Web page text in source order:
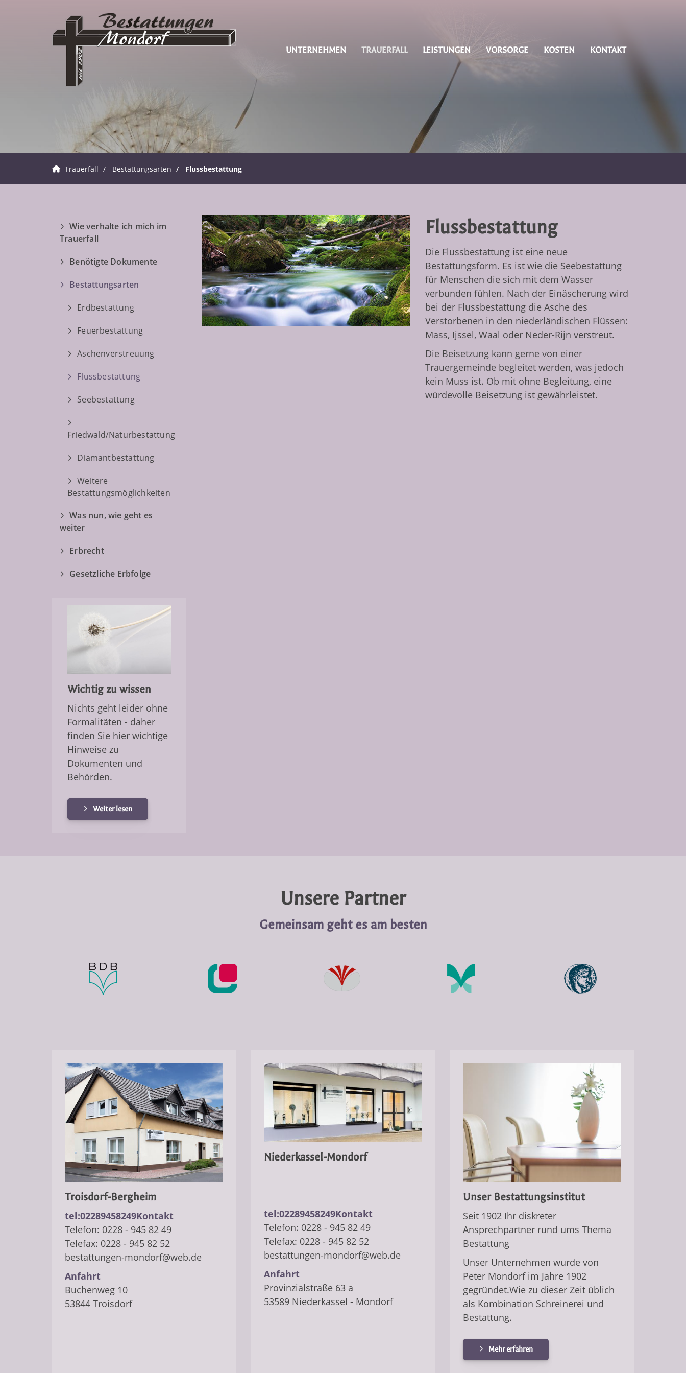
UNTERNEHMEN TRAUERFALL LEISTUNGEN VORSORGE KOSTEN KONTAKT
Trauerfall Bestattungsarten Flussbestattung
Flussbestattung
Die Flussbestattung ist eine neue
Bestattungsform. Es ist wie die Seebestattung
für Menschen die sich mit dem Wasser
verbunden fühlen. Nach der Einäscherung wird
bei der Flussbestattung die Asche des
Verstorbenen in den niederländischen Flüssen:
Mass, Ijssel, Waal oder Neder-Rijn verstreut.
Die Beisetzung kann gerne von einer
Trauergemeinde begleitet werden, was jedoch
kein Muss ist. Ob mit ohne Begleitung, eine
würdevolle Beisetzung ist gewährleistet.
Wie verhalte ich mich im
Trauerfall
Benötigte Dokumente
Bestattungsarten
Erdbestattung
Feuerbestattung
Aschenverstreuung
Flussbestattung
Seebestattung
Friedwald/Naturbestattung
Diamantbestattung
Weitere
Bestattungsmöglichkeiten
Was nun, wie geht es
weiter
Erbrecht
Gesetzliche Erbfolge
Wichtig zu wissen
Nichts geht leider ohne
Formalitäten - daher
finden Sie hier wichtige
Hinweise zu
Dokumenten und
Behörden.
Weiter lesen
Unsere Partner
Gemeinsam geht es am besten
Troisdorf-Bergheim
tel:02289458249Kontakt
​Telefon: 0228 - 945 82 49
Telefax: 0228 - 945 82 52
bestattungen-mondorf@web.de
Anfahrt
Buchenweg 10
53844 Troisdorf
Niederkassel-Mondorf
tel:02289458249Kontakt
​Telefon: 0228 - 945 82 49
Telefax: 0228 - 945 82 52
bestattungen-mondorf@web.de
Anfahrt
Provinzialstraße 63 a
53589 Niederkassel - Mondorf
Unser Bestattungsinstitut
Seit 1902 Ihr diskreter
Ansprechpartner rund ums Thema
Bestattung
Unser Unternehmen wurde von
Peter Mondorf im Jahre 1902
gegründet.Wie zu dieser Zeit üblich
als Kombination Schreinerei und
Bestattung.
Mehr erfahren